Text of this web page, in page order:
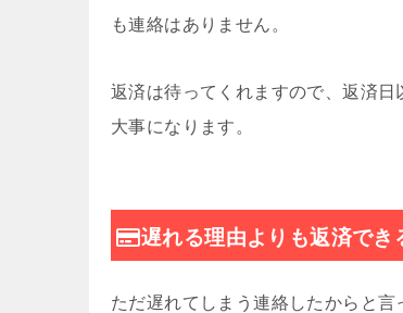
も連絡はありません。
返済は待ってくれますので、返済
大事になります。
遅れる理由よりも返済でき
ただ遅れてしまう連絡したからと